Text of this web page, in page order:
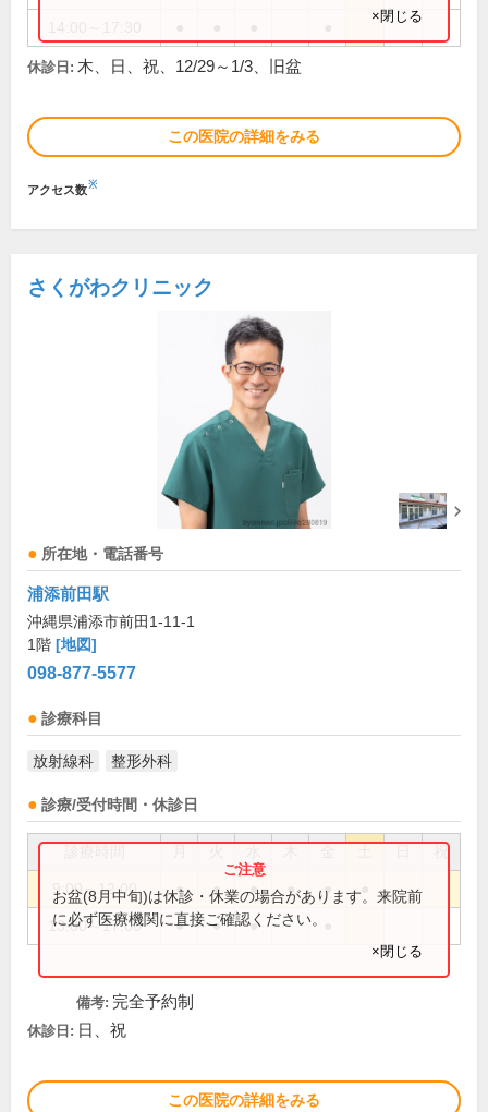
×閉じる
休診日: 木、日、祝、12/29～1/3、旧盆
この医院の詳細をみる
アクセス数※
さくがわクリニック
所在地・電話番号
浦添前田駅
沖縄県浦添市前田1-11-1
1階 [地図]
098-877-5577
診療科目
放射線科 整形外科
診療/受付時間・休診日
祝
9:00～12:00 ● ● ● ● ●
13:00～17:00 ● ● ●
お盆(8月中旬)は休診・休業の場合があります。来院前
に必ず医療機関に直接ご確認ください。
×閉じる
備考: 完全予約制
休診日: 日、祝
この医院の詳細をみる